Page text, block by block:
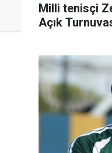
Milli tenisçi
Açık